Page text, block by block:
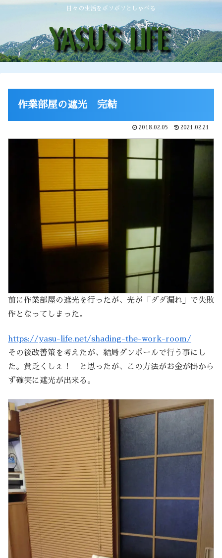
日々の生活をボソボソとしゃべる
作業部屋の遮光 完結
2018.02.05 2021.02.21
前に作業部屋の遮光を行ったが、光が「ダダ漏れ」で失敗
作となってしまった。
https://yasu-life.net/shading-the-work-room/
その後改善策を考えたが、結局ダンボールで行う事にし
た。貧乏くしぇ！ と思ったが、この方法がお金が掛から
ず確実に遮光が出来る。